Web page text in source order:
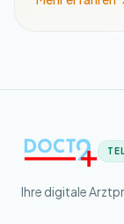
Ihre digitale